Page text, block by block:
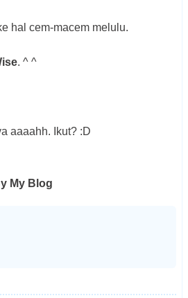
hal cem-macem melulu.
. ^ ^
aaaahh. Ikut? :D
My Blog